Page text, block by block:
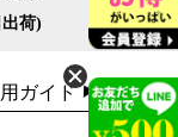
荷)
ガイド